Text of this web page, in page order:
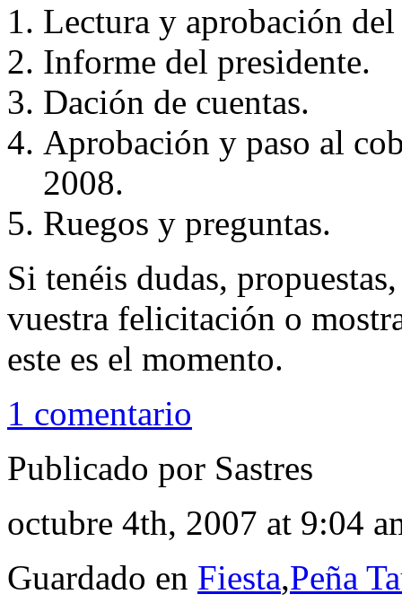
Lectura y aprobación
Informe del presidente.
Dación de cuentas.
Aprobación y paso al
2008.
Ruegos y preguntas.
Si tenéis dudas,
vuestra felicitación o
este es el momento.
1 comentario
Publicado por Sastres
octubre 4th, 2007 at 9:04
Guardado en Fiesta,Peña